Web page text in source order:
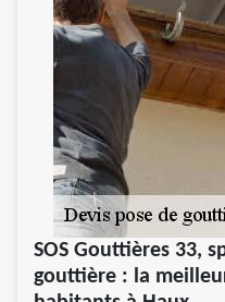
SOS Gouttières 33,
gouttière : la